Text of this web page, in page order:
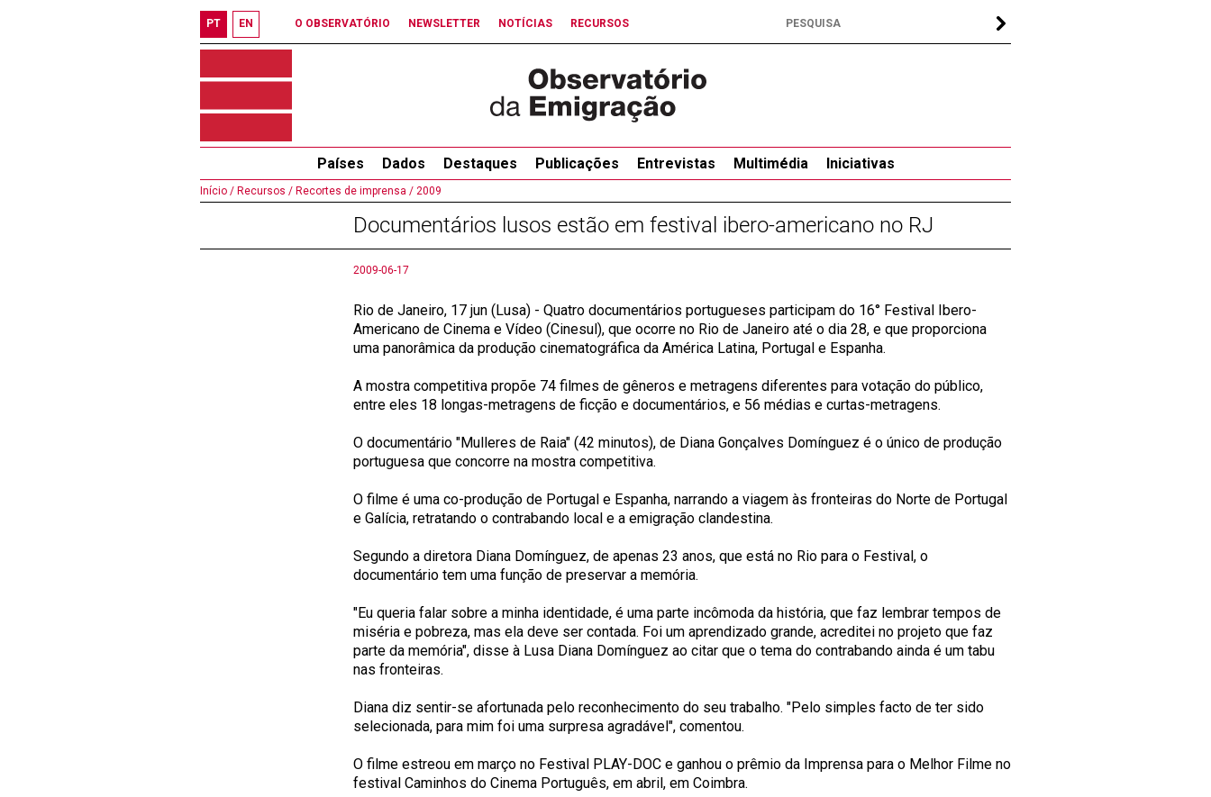
PT EN O OBSERVATÓRIO NEWSLETTER NOTÍCIAS RECURSOS
Países Dados Destaques Publicações Entrevistas Multimédia Iniciativas
Início / Recursos / Recortes de imprensa / 2009
Documentários lusos estão em festival ibero-americano no RJ
2009-06-17
Rio de Janeiro, 17 jun (Lusa) - Quatro documentários portugueses participam do 16° Festival Ibero-
Americano de Cinema e Vídeo (Cinesul), que ocorre no Rio de Janeiro até o dia 28, e que proporciona
uma panorâmica da produção cinematográfica da América Latina, Portugal e Espanha.
A mostra competitiva propõe 74 filmes de gêneros e metragens diferentes para votação do público,
entre eles 18 longas-metragens de ficção e documentários, e 56 médias e curtas-metragens.
O documentário "Mulleres de Raia" (42 minutos), de Diana Gonçalves Domínguez é o único de produção
portuguesa que concorre na mostra competitiva.
O filme é uma co-produção de Portugal e Espanha, narrando a viagem às fronteiras do Norte de Portugal
e Galícia, retratando o contrabando local e a emigração clandestina.
Segundo a diretora Diana Domínguez, de apenas 23 anos, que está no Rio para o Festival, o
documentário tem uma função de preservar a memória.
"Eu queria falar sobre a minha identidade, é uma parte incômoda da história, que faz lembrar tempos de
miséria e pobreza, mas ela deve ser contada. Foi um aprendizado grande, acreditei no projeto que faz
parte da memória", disse à Lusa Diana Domínguez ao citar que o tema do contrabando ainda é um tabu
nas fronteiras.
Diana diz sentir-se afortunada pelo reconhecimento do seu trabalho. "Pelo simples facto de ter sido
selecionada, para mim foi uma surpresa agradável", comentou.
O filme estreou em março no Festival PLAY-DOC e ganhou o prêmio da Imprensa para o Melhor Filme no
festival Caminhos do Cinema Português, em abril, em Coimbra.